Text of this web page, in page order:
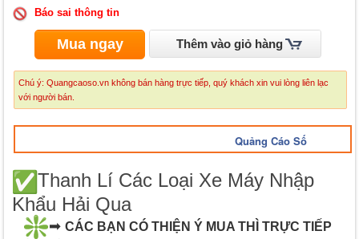
Báo sai thông tin
Mua ngay Thêm vào giỏ hàng
Chú ý: Quangcaoso.vn không bán hàng trực tiếp, quý khách xin vui lòng liên lạc
với người bán.
Quảng Cáo Số
Thanh Lí Các Loại Xe Máy Nhập
Khẩu Hải Qua
➡ CÁC BẠN CÓ THIỆN Ý MUA THÌ TRỰC TIẾP